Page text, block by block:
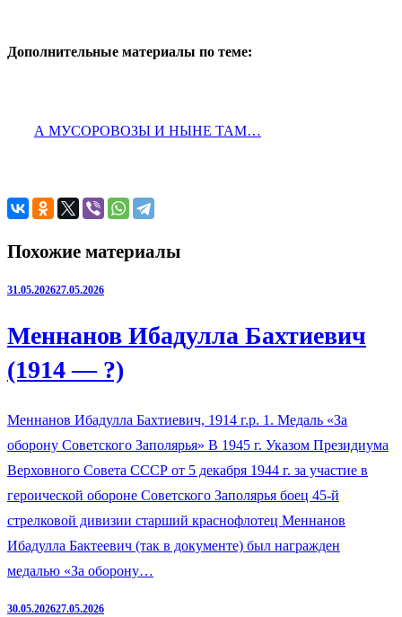
Дополнительные материалы по теме:
А МУСОРОВОЗЫ И НЫНЕ ТАМ…
Похожие материалы
31.05.202627.05.2026
Меннанов Ибадулла Бахтиевич
(1914 — ?)
Меннанов Ибадулла Бахтиевич, 1914 г.р. 1. Медаль «За
оборону Советского Заполярья» В 1945 г. Указом Президиума
Верховного Совета СССР от 5 декабря 1944 г. за участие в
героической обороне Советского Заполярья боец 45-й
стрелковой дивизии старший краснофлотец Меннанов
Ибадулла Бактеевич (так в документе) был награжден
медалью «За оборону…
30.05.202627.05.2026